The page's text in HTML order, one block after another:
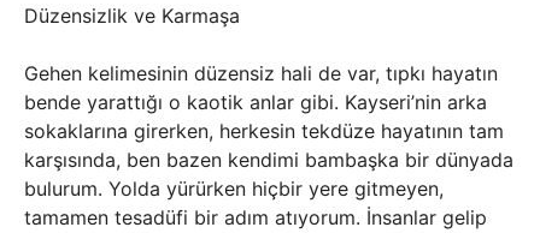
Düzensizlik ve Karmaşa
Gehen kelimesinin düzensiz hali de var, tıpkı hayatın
bende yarattığı o kaotik anlar gibi. Kayseri’nin arka
sokaklarına girerken, herkesin tekdüze hayatının tam
karşısında, ben bazen kendimi bambaşka bir dünyada
bulurum. Yolda yürürken hiçbir yere gitmeyen,
tamamen tesadüfi bir adım atıyorum. İnsanlar gelip